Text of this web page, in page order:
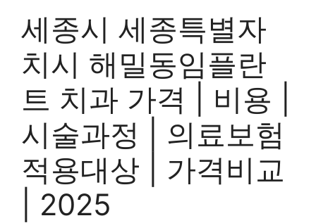
세종시 세종특별자
치시 해밀동임플란
트 치과 가격 | 비용 |
시술과정 | 의료보험
적용대상 | 가격비교
| 2025